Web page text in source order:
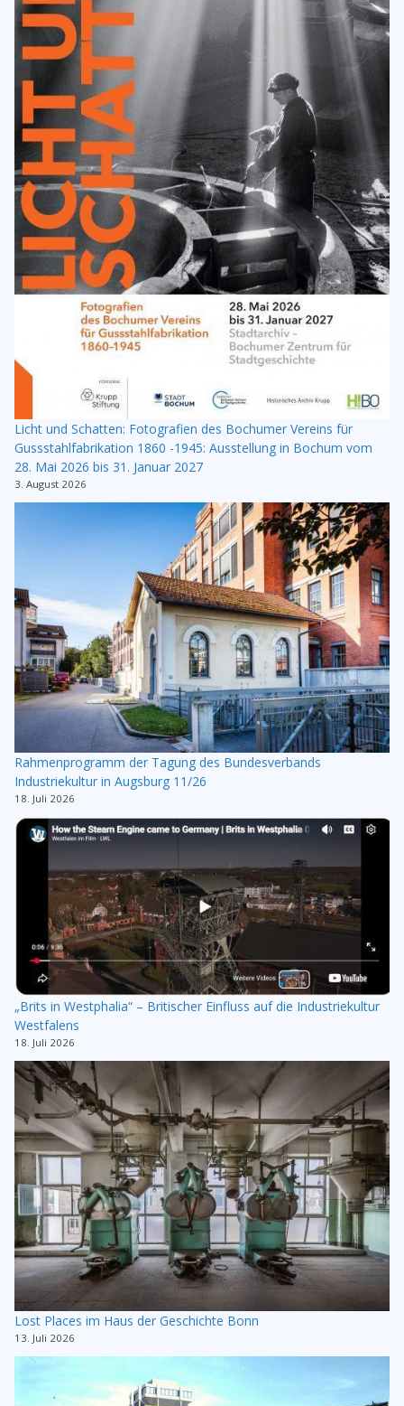
Licht und Schatten: Fotografien des Bochumer Vereins für
Gussstahlfabrikation 1860 -1945: Ausstellung in Bochum vom
28. Mai 2026 bis 31. Januar 2027
3. August 2026
Rahmenprogramm der Tagung des Bundesverbands
Industriekultur in Augsburg 11/26
18. Juli 2026
„Brits in Westphalia“ – Britischer Einfluss auf die Industriekultur
Westfalens
18. Juli 2026
Lost Places im Haus der Geschichte Bonn
13. Juli 2026